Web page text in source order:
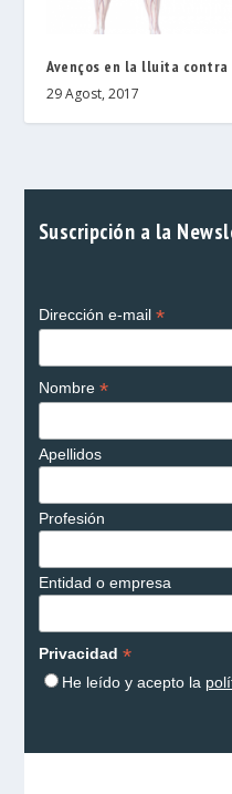
Avenços en la lluita
29 Agost, 2017
Suscripción a la
Dirección e-mail *
Nombre *
Apellidos
Profesión
Entidad o empresa
Privacidad *
He leído y acepto la